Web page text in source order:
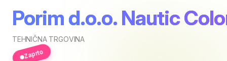
Porim d.o.o. Nautic
TEHNIČNA TRGOVINA
Zaprto